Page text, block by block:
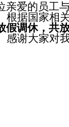
亲爱的员工
根据国家相
假调休，共
感谢大家对